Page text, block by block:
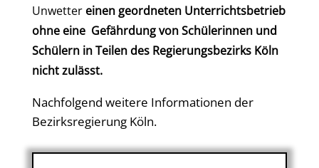
Unwettereinen geordneten Unterrichtsbetrieb
ohne eine Gefährdungvon Schülerinnen und
Schülern in Teilen des Regierungsbezirks Köln
nicht zulässt.
Nachfolgend weitere Informationen der
Bezirksregierung Köln.